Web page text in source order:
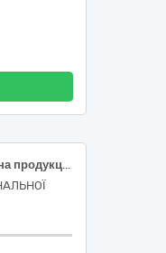
Лікарські засоби та фармацевтична продукція